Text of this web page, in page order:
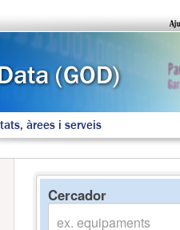
àrees i serveis
Cercador